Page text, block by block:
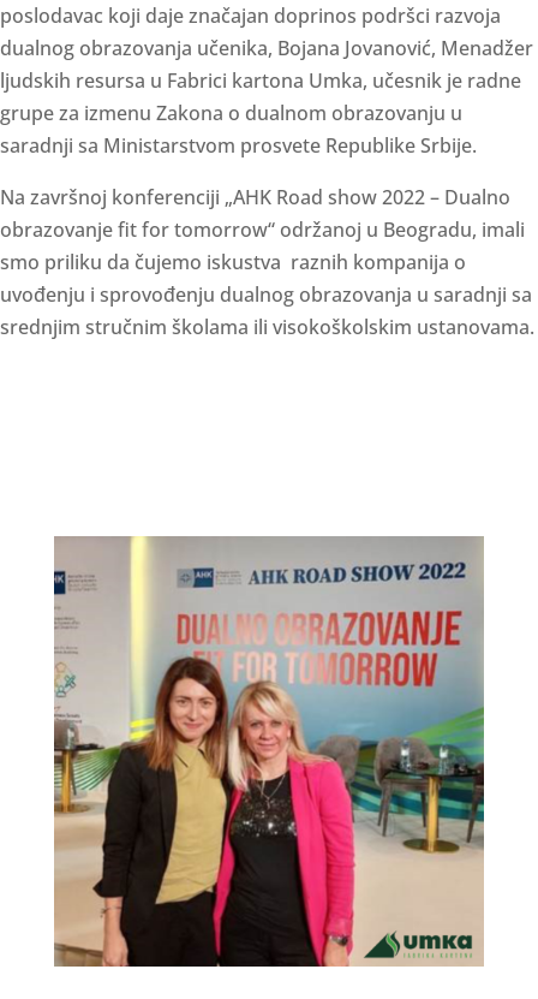
poslodavac koji daje značajan doprinos podršci razvoja
dualnog obrazovanja učenika, Bojana Jovanović, Menadžer
ljudskih resursa u Fabrici kartona Umka, učesnik je radne
grupe za izmenu Zakona o dualnom obrazovanju u
saradnji sa Ministarstvom prosvete Republike Srbije.
Na završnoj konferenciji „AHK Road show 2022 – Dualno
obrazovanje fit for tomorrow“ održanoj u Beogradu, imali
smo priliku da čujemo iskustva raznih kompanija o
uvođenju i sprovođenju dualnog obrazovanja u saradnji sa
srednjim stručnim školama ili visokoškolskim ustanovama.